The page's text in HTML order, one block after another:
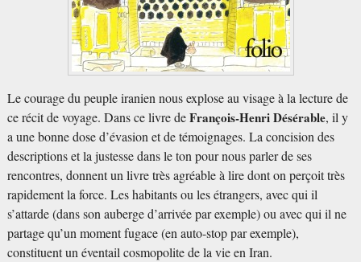
Le courage du peuple iranien nous explose au visage à la lecture de
ce récit de voyage. Dans ce livre deFrançois-Henri Désérable, il y
a une bonne dose d’évasion et de témoignages. La concision des
descriptions et la justesse dans le ton pour nous parler de ses
rencontres, donnent un livre très agréable à lire dont on perçoit très
rapidement la force. Les habitants ou les étrangers, avec qui il
s’attarde (dans son auberge d’arrivée par exemple) ou avec qui il ne
partage qu’un moment fugace (en auto-stop par exemple),
constituent un éventail cosmopolite de la vie en Iran.